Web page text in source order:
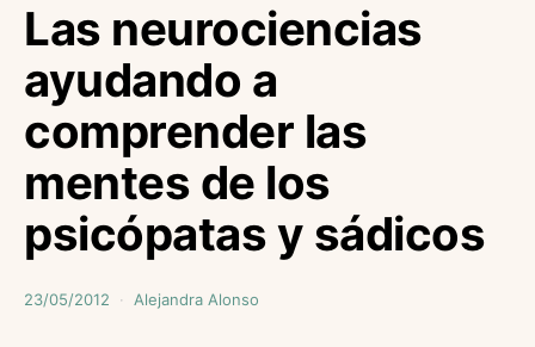
Las neurociencias
ayudando a
comprender las
mentes de los
psicópatas y sádicos
23/05/2012 Alejandra Alonso